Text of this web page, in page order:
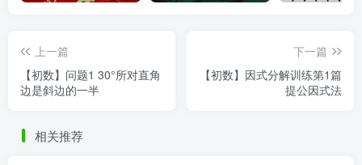
上一篇
【初数】问题1 30°所对直角
边是斜边的一半
下一篇
【初数】因式分解训练第1篇
提公因式法
相关推荐